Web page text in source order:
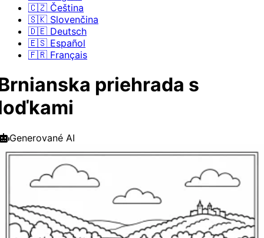
🇨🇿 Čeština
🇸🇰 Slovenčina
🇩🇪 Deutsch
🇪🇸 Español
🇫🇷 Français
priehrada s
Generované AI